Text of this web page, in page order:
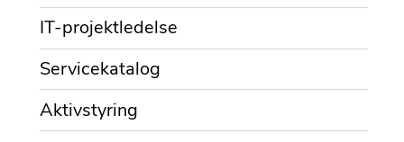
IT-projektledelse
Servicekatalog
Aktivstyring